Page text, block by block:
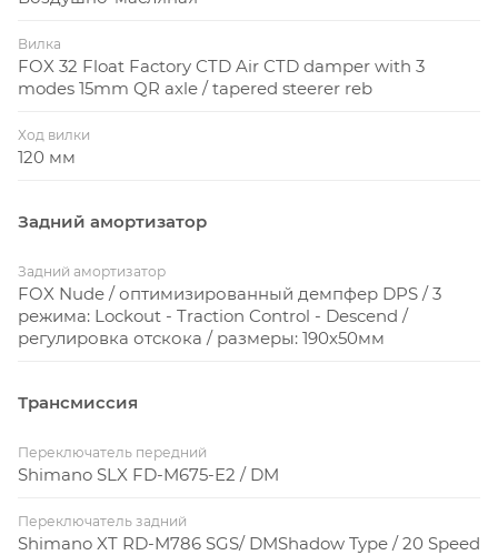
полноподвесочный байк для кросс-кантри,
предлагающий такую тонкую настройку.
3. Новый дизайн нижней трубы на моделях 700-й
На моделях Spark 700-серии используется
(до 1L), даже на маленьких размерах рам (S)
4. Технология IDS-DL
IDS-SL (Interchangeable Dropout System - Super Light)
- технология взаимозаменяемых дропаутов для
142x12мм, 135x12мм и 135x5мм (QR). Также, технология
интегрированного «петуха» заднего переключателя
Shiamano, делая конструкцию заднего
переключателя более легкой, жесткой и точной в
работе.
Вилка
FOX 32 Float Factory CTD Air CTD damper with 3
modes 15mm QR axle / tapered steerer reb
Ход вилки
120 мм
Задний амортизатор
Задний амортизатор
FOX Nude / оптимизированный демпфер DPS / 3
режима: Lockout - Traction Control - Descend /
регулировка отскока / размеры: 190x50мм
Трансмиссия
Переключатель передний
Shimano SLX FD-M675-E2 / DM
Переключатель задний
Shimano XT RD-M786 SGS/ DMShadow Type / 20 Speed